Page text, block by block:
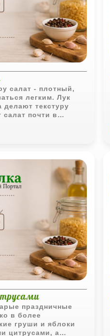
салат - плотный,
легким. Лук
делают текстуру
почти в
хлеба.
праздничные
в более
груши и яблоки
цитрусами, а